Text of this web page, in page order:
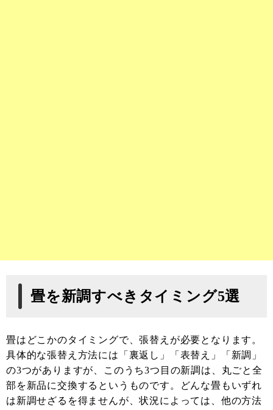
畳を新調すべきタイミング5選
畳はどこかのタイミングで、張替えが必要となります。
具体的な張替え方法には「裏返し」「表替え」「新調」
の3つがありますが、このうち3つ目の新調は、丸ごと全
部を新品に交換するというものです。どんな畳もいずれ
は新調せざるを得ませんが、状況によっては、他の方法